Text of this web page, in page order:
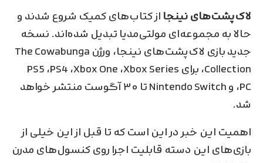
لاک‌پشت‌های نینجا از کتاب‌های کمیک شروع شدند و
حالا به مجموعه‌ای مولتی‌مدیا تبدیل شده‌اند. نسخه
جدید بازی لاک‌پشت‌های نینجا، ورژن The Cowabunga
Collection، برای PS5 ،PS4 ،Xbox One ،Xbox Series
،PC و Nintendo Switch تا ۳۰ آگوست منتشر خواهد
شد.
اهمیت این خبر در این است که تا قبل از این خیلی از
بازی‌های این دسته قابلیت اجرا روی کنسول‌های مدرن